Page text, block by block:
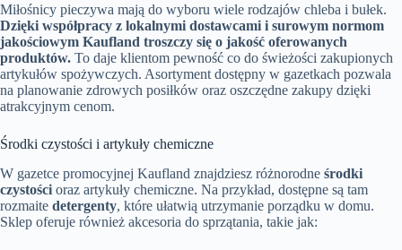
Miłośnicy pieczywa mają do wyboru wiele rodzajów chleba i bułek.
Dzięki współpracy z lokalnymi dostawcami i surowym normom
jakościowym Kaufland troszczy się o jakość oferowanych
produktów. To daje klientom pewność co do świeżości zakupionych
artykułów spożywczych. Asortyment dostępny w gazetkach pozwala
na planowanie zdrowych posiłków oraz oszczędne zakupy dzięki
atrakcyjnym cenom.
Środki czystości i artykuły chemiczne
W gazetce promocyjnej Kaufland znajdziesz różnorodne środki
czystości oraz artykuły chemiczne. Na przykład, dostępne są tam
rozmaite detergenty, które ułatwią utrzymanie porządku w domu.
Sklep oferuje również akcesoria do sprzątania, takie jak: